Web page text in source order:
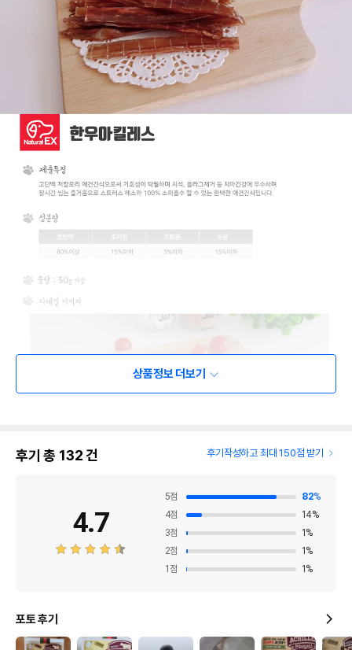
상품정보 더보기
후기 총 132건 후기작성하고 최대 150점 받기
4.7
5점 82%
4점 14%
3점 1 %
2점 1 %
1 점 1 %
포토 후기